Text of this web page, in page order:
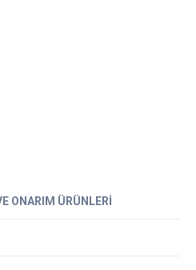
ONARIM ÜRÜNLERİ